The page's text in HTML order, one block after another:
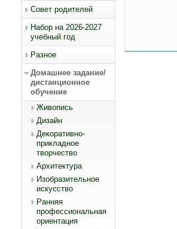
Совет родителей
Набор на 2026-2027
учебный год
Разное
Домашнее задание/
дистанционное
обучение
Живопись
Дизайн
Декоративно-
прикладное
творчество
Архитектура
Изобразительное
искусство
Ранняя
профессиональная
ориентация